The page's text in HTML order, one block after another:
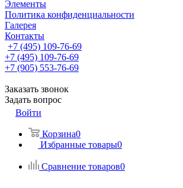
Элементы
Политика конфиденциальности
Галерея
Контакты
+7 (495) 109-76-69
+7 (495) 109-76-69
+7 (905) 553-76-69
Заказать звонок
Задать вопрос
Войти
Корзина0
Избранные товары0
Сравнение товаров0